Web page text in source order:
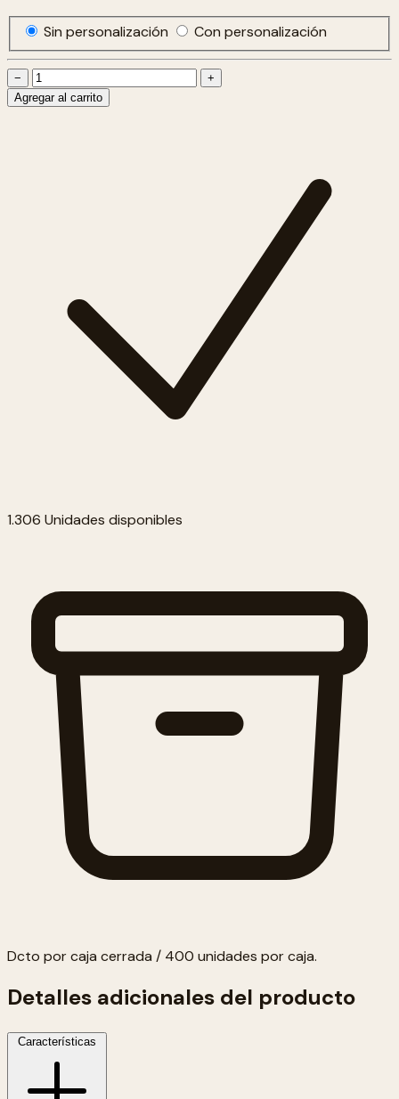
Sin personalización Con personalización
−
+
Agregar al carrito
1.306 Unidades disponibles
Dcto por caja cerrada / 400 unidades por caja.
Detalles adicionales del producto
Características